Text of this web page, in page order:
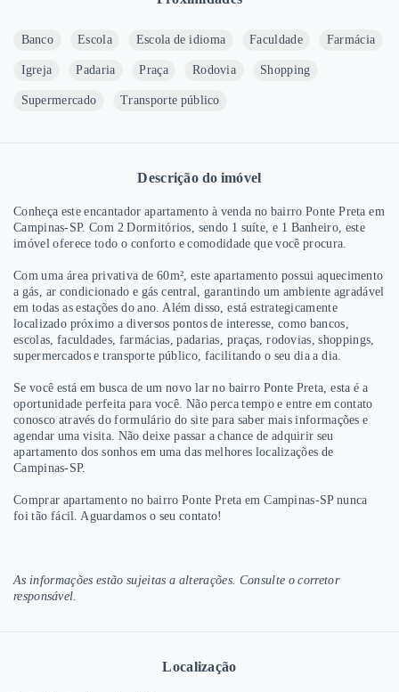
Banco Escola Escola de idioma Faculdade Farmácia
Igreja Padaria Praça Rodovia Shopping
Supermercado Transporte público
Descrição do imóvel
Conheça este encantador apartamento à venda no bairro Ponte Preta em
Campinas-SP. Com 2 Dormitórios, sendo 1 suíte, e 1 Banheiro, este
imóvel oferece todo o conforto e comodidade que você procura.
Com uma área privativa de 60m², este apartamento possui aquecimento
a gás, ar condicionado e gás central, garantindo um ambiente agradável
em todas as estações do ano. Além disso, está estrategicamente
localizado próximo a diversos pontos de interesse, como bancos,
escolas, faculdades, farmácias, padarias, praças, rodovias, shoppings,
supermercados e transporte público, facilitando o seu dia a dia.
Se você está em busca de um novo lar no bairro Ponte Preta, esta é a
oportunidade perfeita para você. Não perca tempo e entre em contato
conosco através do formulário do site para saber mais informações e
agendar uma visita. Não deixe passar a chance de adquirir seu
apartamento dos sonhos em uma das melhores localizações de
Campinas-SP.
Comprar apartamento no bairro Ponte Preta em Campinas-SP nunca
foi tão fácil. Aguardamos o seu contato!
As informações estão sujeitas a alterações. Consulte o corretor
responsável.
Localização